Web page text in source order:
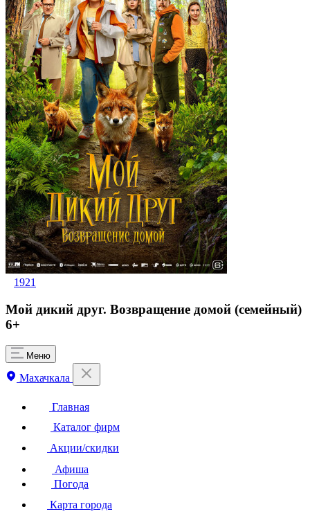
1921
Мой дикий друг. Возвращение домой (семейный)
6+
Меню
Махачкала
Главная
Каталог фирм
Акции/скидки
Афиша
Погода
Карта города